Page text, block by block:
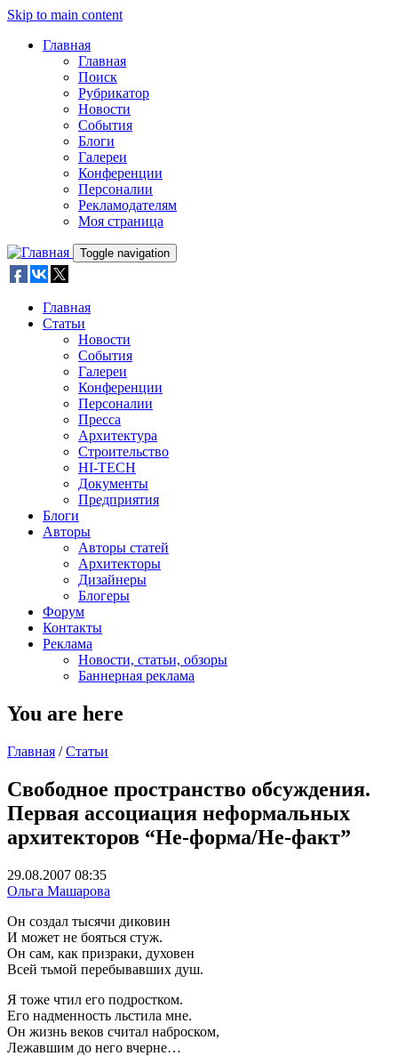
Skip to main content
Главная
Главная
Поиск
Рубрикатор
Новости
События
Блоги
Галереи
Конференции
Персоналии
Рекламодателям
Моя страница
Toggle navigation
Главная
Статьи
Новости
События
Галереи
Конференции
Персоналии
Пресса
Архитектура
Строительство
HI-TECH
Документы
Предприятия
Блоги
Авторы
Авторы статей
Архитекторы
Дизайнеры
Блогеры
Форум
Контакты
Реклама
Новости, статьи, обзоры
Баннерная реклама
You are here
Главная / Статьи
Свободное пространство обсуждения.
Первая ассоциация неформальных
архитекторов “Не-форма/Не-факт”
29.08.2007 08:35
Ольга Машарова
Он создал тысячи диковин
И может не бояться стуж.
Он сам, как призраки, духовен
Всей тьмой перебывавших душ.
Я тоже чтил его подростком.
Его надменность льстила мне.
Он жизнь веков считал наброском,
Лежавшим до него вчерне…